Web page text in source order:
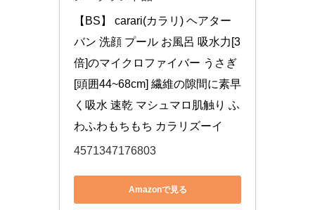
【BS】 carari(カラリ) ヘアター
バン 洗顔 プール お風呂 吸水力[3
倍]のマイクロファイバー うさぎ
[頭囲44~68cm] 繊維の隙間に素早
く吸水 速乾 マシュマロ肌触り ふ
わふわもちもち カラリズーイ
4571347176803
Amazonで見る